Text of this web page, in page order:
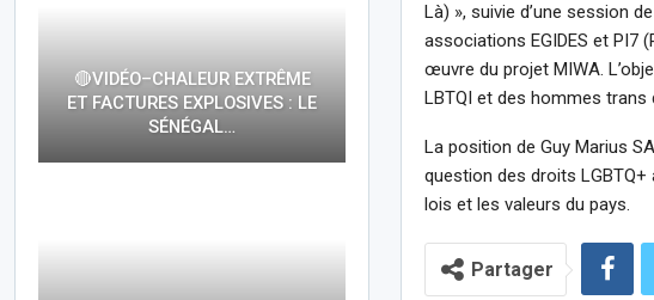
Là) », suivie d’une session
associations EGIDES et PI7
œuvre du projet MIWA.
LBTQI et des hommes trans
La position de Guy Marius
question des droits
lois et les valeurs du pays.
Partager
🔴VIDÉO–CHALEUR EXTRÊME
ET FACTURES EXPLOSIVES : LE
SÉNÉGAL…